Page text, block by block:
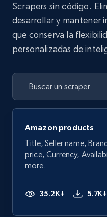
Scrapers sin código.
desarrollar y mantener
que conserva la
personalizadas de
Amazon products
Title, Seller name,
price, Currency,
more.
35.2K+ 5.7K+